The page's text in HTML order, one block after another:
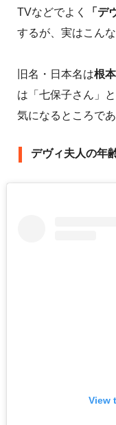
TVなどでよく 「デ
するが、実はこん
旧名・日本名は根
は「七保子さん」
気になるところであ
デヴィ夫人の年
View